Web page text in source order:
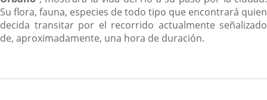
Su flora, fauna, especies de todo tipo que encontrará quien
decida transitar por el recorrido actualmente señalizado
de, aproximadamente, una hora de duración.